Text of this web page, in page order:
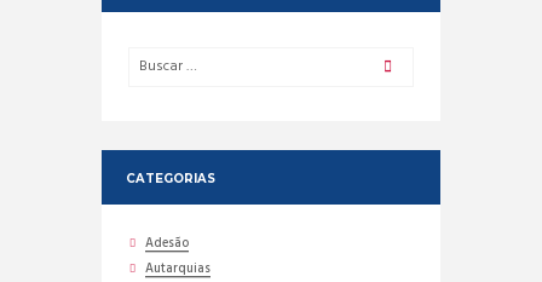
CATEGORIAS
Adesão
Autarquias